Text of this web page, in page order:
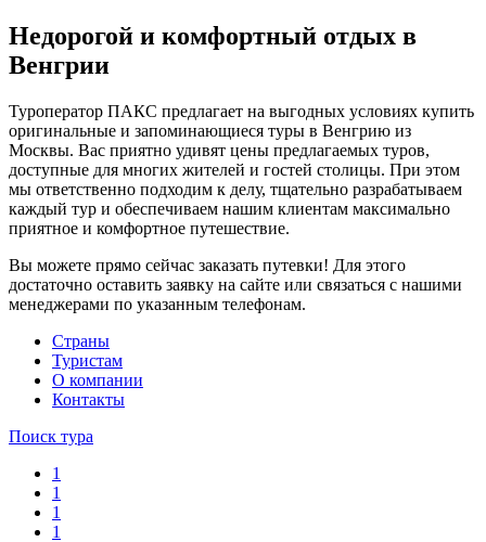
Недорогой и комфортный отдых в
Венгрии
Туроператор ПАКС предлагает на выгодных условиях купить
оригинальные и запоминающиеся туры в Венгрию из
Москвы. Вас приятно удивят цены предлагаемых туров,
доступные для многих жителей и гостей столицы. При этом
мы ответственно подходим к делу, тщательно разрабатываем
каждый тур и обеспечиваем нашим клиентам максимально
приятное и комфортное путешествие.
Вы можете прямо сейчас заказать путевки! Для этого
достаточно оставить заявку на сайте или связаться с нашими
менеджерами по указанным телефонам.
Cтраны
Туристам
О компании
Контакты
Поиск тура
1
1
1
1